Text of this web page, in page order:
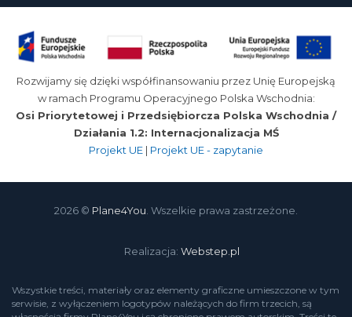
Rozwijamy się dzięki współfinansowaniu przez Unię Europejską
w ramach Programu Operacyjnego Polska Wschodnia:
Osi Priorytetowej i Przedsiębiorcza Polska Wschodnia /
Działania 1.2: Internacjonalizacja MŚ
Projekt UE | Projekt UE - zapytanie
2026 © Plane4You . Wszelkie prawa zastrzeżone.
Realizacja: Webstep.pl
Wszystkie treści, materiały oraz elementy graficzne umieszczone w tym
serwisie, z wyłączeniem logotypów należących do firm trzecich, są